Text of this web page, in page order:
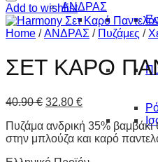
ΑΝΔΡΑΣ
Add to wishlist
Home / ΑΝΔΡΑΣ / Πυζάμες /
ΣΕΤ ΚΑΡΟ
40.90€ 32.80 €
Πυζάμα ανδρική 35% βαμβάκι
στην μπλούζα και καρό